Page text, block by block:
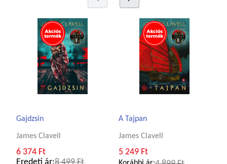
Gajdzsin
James Clavell
6 374 Ft
Eredeti ár:8 499 Ft
A Tajpan
James Clavell
5 249 Ft